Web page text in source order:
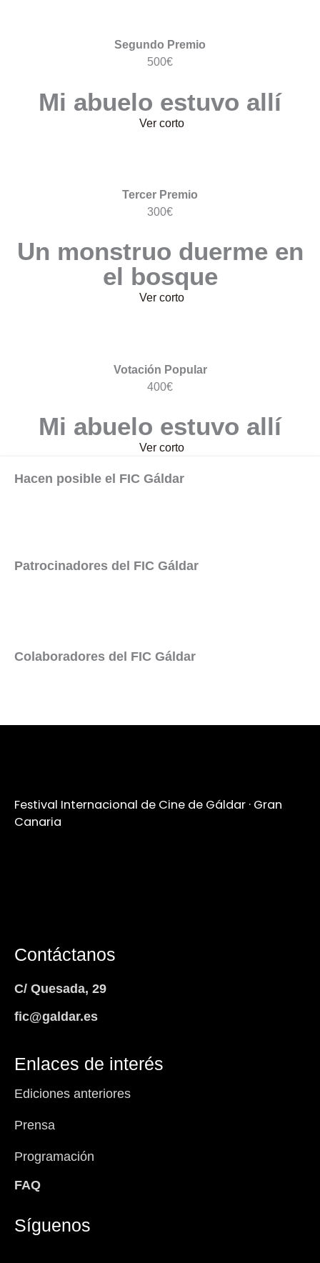
Segundo Premio
500€
Mi abuelo estuvo allí
Ver corto
Tercer Premio
300€
Un monstruo duerme en
el bosque
Ver corto
Votación Popular
400€
Mi abuelo estuvo allí
Ver corto
Hacen posible el FIC Gáldar
Patrocinadores del FIC Gáldar
Colaboradores del FIC Gáldar
Festival Internacional de Cine de Gáldar · Gran
Canaria
Contáctanos
C/ Quesada, 29
fic@galdar.es
Enlaces de interés
Ediciones anteriores
Prensa
Programación
FAQ
Síguenos